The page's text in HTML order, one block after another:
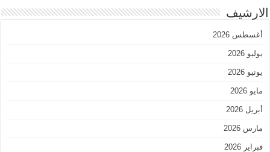
الارشيف
أغسطس 2026
يوليو 2026
يونيو 2026
مايو 2026
أبريل 2026
مارس 2026
فبراير 2026